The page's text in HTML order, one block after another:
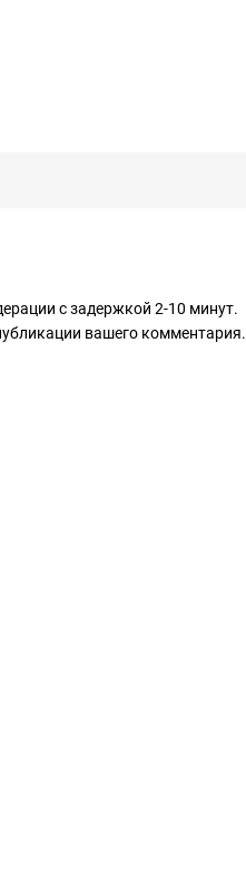
с задержкой 2-10 минут.
вашего комментария.